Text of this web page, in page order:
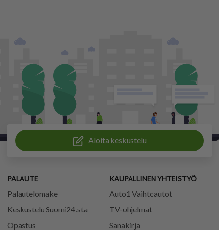
Aloita keskustelu
PALAUTE
Palautelomake
Keskustelu Suomi24:sta
Opastus
KAUPALLINEN YHTEISTYÖ
Auto1 Vaihtoautot
TV-ohjelmat
Sanakirja